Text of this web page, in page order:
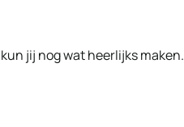
jij nog wat heerlijks maken.